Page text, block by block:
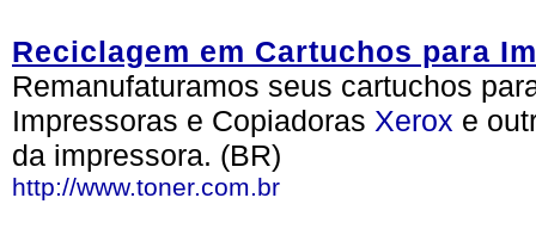
Reciclagem em Cartuchos para
Remanufaturamos seus cartuchos
Impressoras e Copiadoras Xerox e
da impressora. (BR)
http://www.toner.com.br